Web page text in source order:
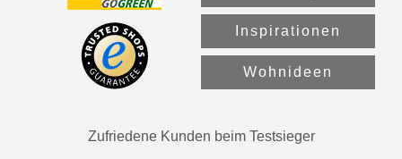
Inspirationen
Wohnideen
Zufriedene Kunden beim Testsieger